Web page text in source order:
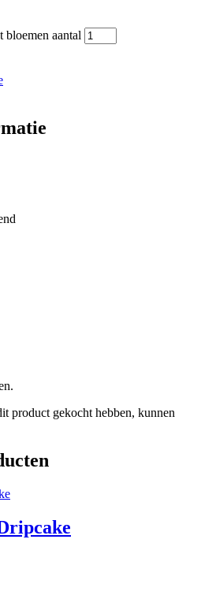
bloemen aantal
product gekocht hebben, kunnen